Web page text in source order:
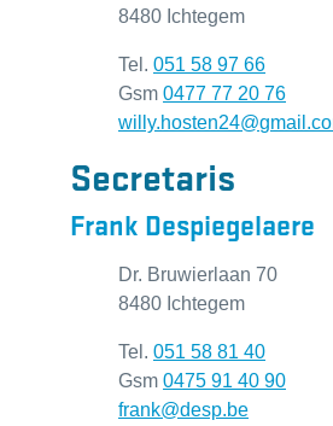
,8480 Ichtegem
051 58 97 66
0477 77 20 76
E-mailwilly.hosten24@
Secretaris
Frank Despiegelaere
AdresDr. Bruwierlaan 70
,8480 Ichtegem
051 58 81 40
0475 91 40 90
E-mailfrank@desp.be